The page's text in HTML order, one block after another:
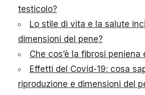
testicolo?
Lo stile di vita e la salute
dimensioni del pene?
Che cos’è la fibrosi peniena
Effetti del Covid-19: cosa
riproduzione e dimensioni del